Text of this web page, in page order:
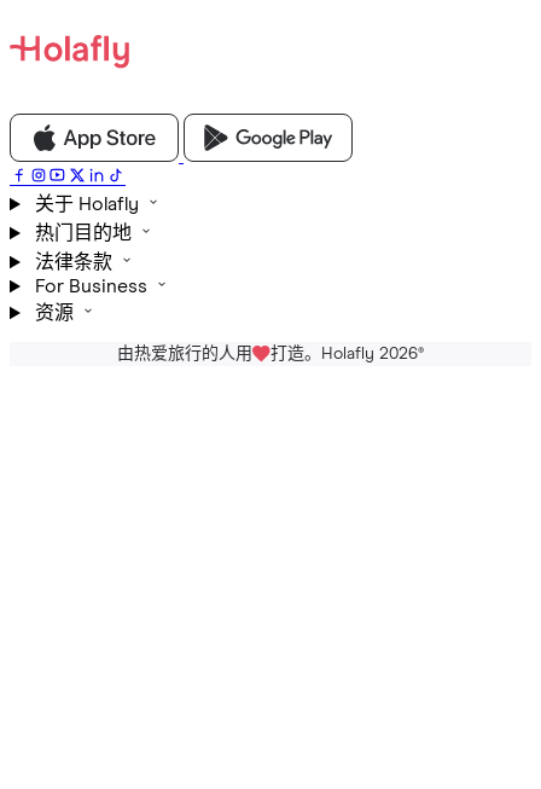
关于 Holafly
热门目的地
法律条款
For Business
资源
由热爱旅行的人用 打造。Holafly 2026®